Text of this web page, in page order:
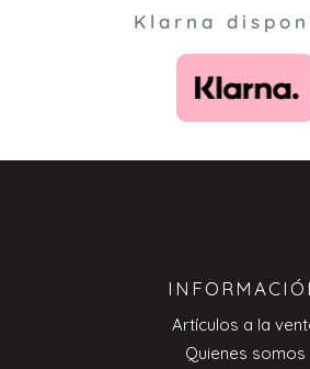
Klarna
Artículos a la
Quienes somos